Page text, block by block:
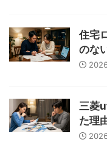
住宅
のな
三菱
た理